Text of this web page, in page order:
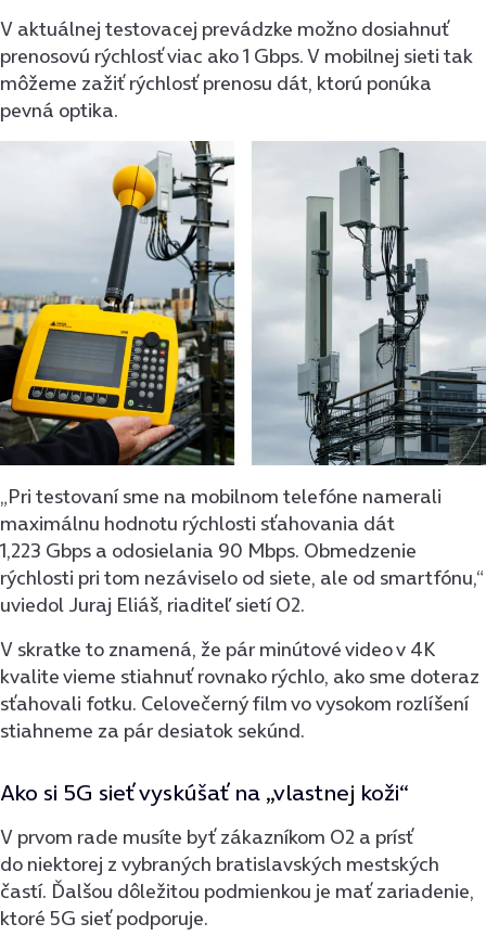
V aktuálnej testovacej prevádzke možno dosiahnuť
prenosovú rýchlosť viac ako 1 Gbps. V mobilnej sieti tak
môžeme zažiť rýchlosť prenosu dát, ktorú ponúka
pevná optika.
„Pri testovaní sme na mobilnom telefóne namerali
maximálnu hodnotu rýchlosti sťahovania dát
1,223 Gbps a odosielania 90 Mbps. Obmedzenie
rýchlosti pri tom nezáviselo od siete, ale od smartfónu,“
uviedol Juraj Eliáš, riaditeľ sietí O2.
V skratke to znamená, že pár minútové video v 4K
kvalite vieme stiahnuť rovnako rýchlo, ako sme doteraz
sťahovali fotku. Celovečerný film vo vysokom rozlíšení
stiahneme za pár desiatok sekúnd.
Ako si 5G sieť vyskúšať na „vlastnej koži“
V prvom rade musíte byť zákazníkom O2 a prísť
do niektorej z vybraných bratislavských mestských
častí. Ďalšou dôležitou podmienkou je mať zariadenie,
ktoré 5G sieť podporuje.